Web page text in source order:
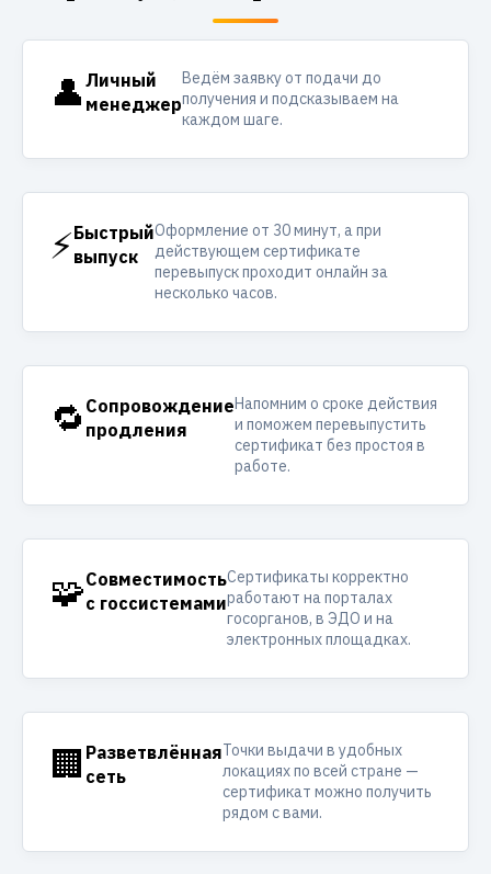
👤 Личный
менеджер
Ведём заявку от подачи до
получения и подсказываем на
каждом шаге.
⚡Быстрый
выпуск
Оформление от 30 минут, а при
действующем сертификате
перевыпуск проходит онлайн за
несколько часов.
🔁 Сопровождение
продления
Напомним о сроке действия
и поможем перевыпустить
сертификат без простоя в
работе.
🧩Совместимость
с госсистемами
Сертификаты корректно
работают на порталах
госорганов, в ЭДО и на
электронных площадках.
🏢 Разветвлённая
сеть
Точки выдачи в удобных
локациях по всей стране —
сертификат можно получить
рядом с вами.